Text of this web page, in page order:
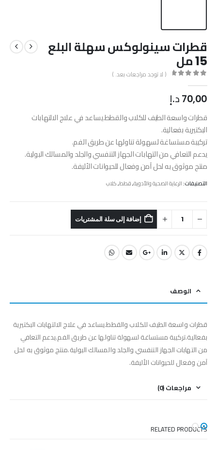
قطرات سينولوكس سهلة البلع
15 مل
( لا توجد مراجعات بعد. )
70,00 د.إ
قطرات واسعة الطيف للكلاب والقطط.يساعد في علاج الالتهابات
البكتيرية بفعالية.
تركيبة مستساغة لسهولة تناولها عن طريق الفم.
يدعم التعافي من التهابات الجهاز التنفسي والجلد والمسالك البولية.
منتج موثوق به لحل آمن وفعال للحيوانات الأليفة.
التصنيفات:الرعاية الصحية والأدوية,قطط,كلاب
إضافة إلى سلة المشتريات
الوصف
قطرات واسعة الطيف للكلاب والقطط.يساعد في علاج الالتهابات البكتيرية
بفعالية.تركيبة مستساغة لسهولة تناولها عن طريق الفم.يدعم التعافي
من التهابات الجهاز التنفسي والجلد والمسالك البولية.منتج موثوق به لحل
آمن وفعال للحيوانات الأليفة.
مراجعات (0)
RELATED PRODUCTS